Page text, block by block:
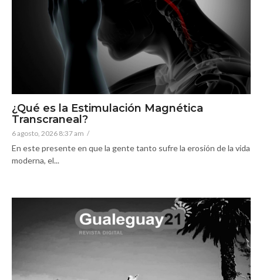
¿Qué es la Estimulación Magnética
Transcraneal?
6 agosto, 2026 8:37 am /
En este presente en que la gente tanto sufre la erosión de la vida
moderna, el...